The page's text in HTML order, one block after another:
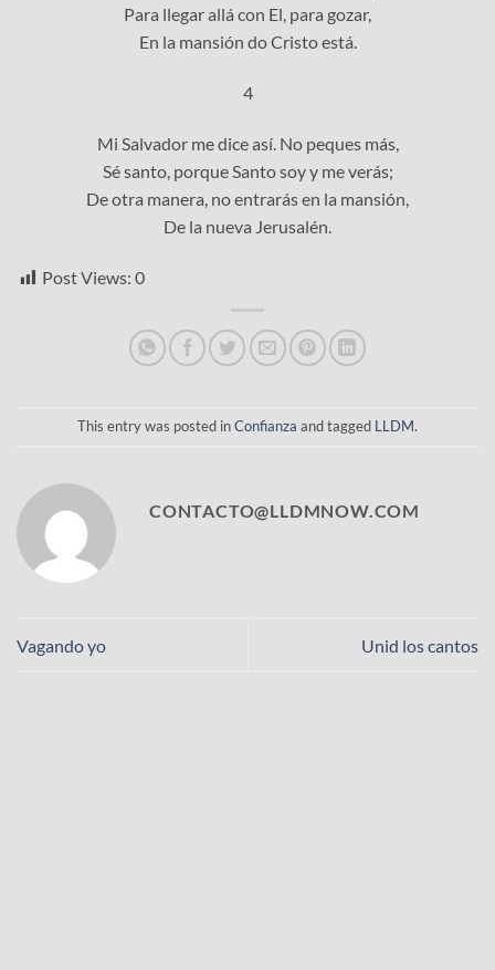
Para llegar allá con El, para gozar,
En la mansión do Cristo está.
4
Mi Salvador me dice así. No peques más,
Sé santo, porque Santo soy y me verás;
De otra manera, no entrarás en la mansión,
De la nueva Jerusalén.
Post Views: 0
This entry was posted inConfianza and tagged LLDM.
CONTACTO@LLDMNOW.COM
Vagando yo Unid los cantos